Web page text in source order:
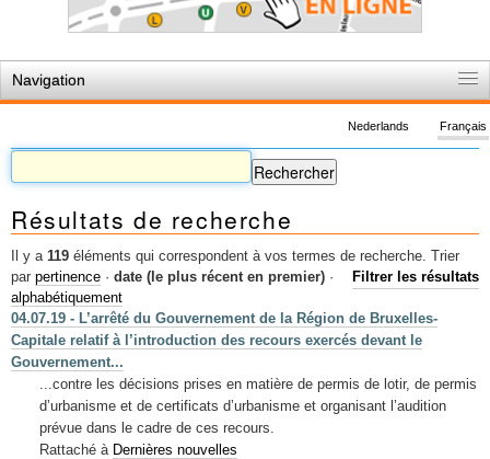
Navigation
Règles du jeu
Permis d'urbanisme
Cartographie
Etudes et publications
Mots-clés
Renseignements urbanistiques
Français
Nederlands
Résultats de recherche
Il y a 119 éléments qui correspondent à vos termes de recherche.
Filtrer les résultats
Trier
par pertinence · date (le plus récent en premier) ·
alphabétiquement
04.07.19 - L’arrêté du Gouvernement de la Région de Bruxelles-
Capitale relatif à l’introduction des recours exercés devant le
Gouvernement...
...contre les décisions prises en matière de permis de lotir, de permis
d’urbanisme et de certificats d’urbanisme et organisant l’audition
prévue dans le cadre de ces recours.
Rattaché à Dernières nouvelles